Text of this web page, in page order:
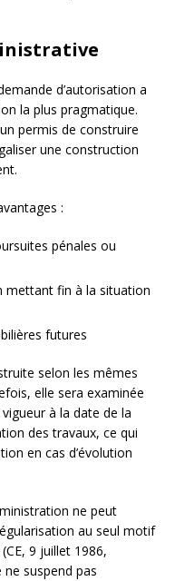
d’autorisation a
la plus pragmatique.
permis de construire
une construction
:
pénales ou
mettant fin à la situation
futures
selon les mêmes
elle sera examinée
à la date de la
des travaux, ce qui
en cas d’évolution
ne peut
au seul motif
9 juillet 1986,
suspend pas